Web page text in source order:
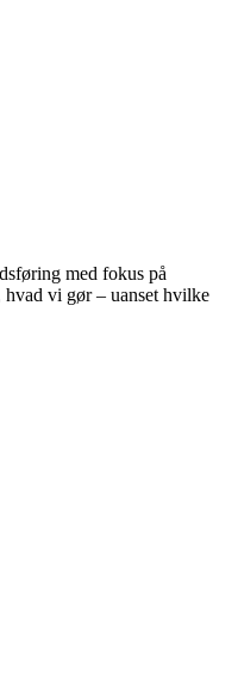
med fokus på
vi gør – uanset hvilke